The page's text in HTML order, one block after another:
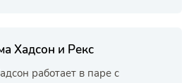
Хадсон и Рекс
работает в паре с